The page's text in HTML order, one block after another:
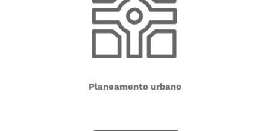
Planeamento urbano